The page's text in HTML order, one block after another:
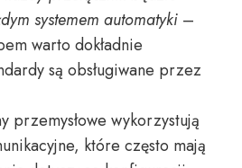
systemem automatyki –
warto dokładnie
są obsługiwane przez
przemysłowe wykorzystują
które często mają